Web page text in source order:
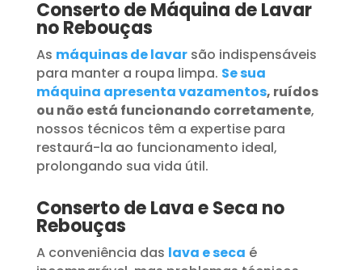
Conserto de Máquina de Lavar
no Rebouças
As máquinas de lavar são indispensáveis
para manter a roupa limpa. Se sua
máquina apresenta vazamentos, ruídos
ou não está funcionando corretamente,
nossos técnicos têm a expertise para
restaurá-la ao funcionamento ideal,
prolongando sua vida útil.
Conserto de Lava e Seca no
Rebouças
A conveniência das lava e seca é